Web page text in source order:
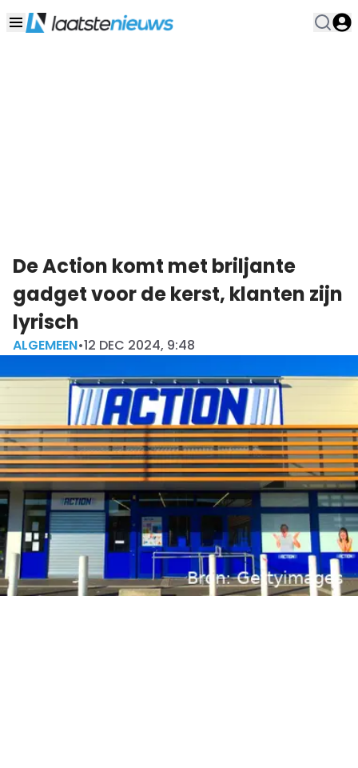
De Action komt met briljante
gadget voor de kerst, klanten zijn
lyrisch
ALGEMEEN•12 DEC 2024, 9:48